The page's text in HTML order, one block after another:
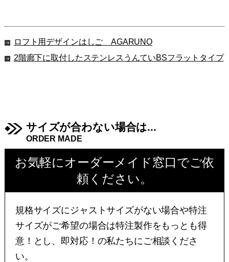
ロフト用デザインはしご AGARUNO
2階廊下に取付したステンレスうんていBSフラットタイプ
サイズが合わない場合は...
ORDER MADE
お気軽にオーダーメイド窓口でご依
頼ください。
規格サイズにジャストサイズがない場合や特注
サイズがご希望の場合は特注製作をもっとも得
意！とし、即対応！の私たちにご相談くださ
い。